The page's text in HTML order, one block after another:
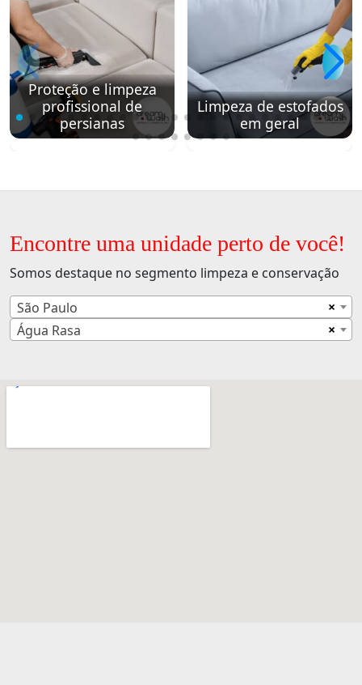
Proteção e limpeza
profissional de
persianas
Limpeza de estofados
em geral
Encontre uma unidade perto de você!
Somos destaque no segmento limpeza e conservação
×
São Paulo
×
Água Rasa